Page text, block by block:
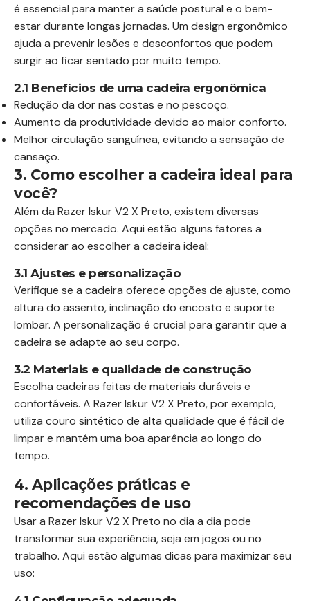
é essencial para manter a saúde postural e o bem-
estar durante longas jornadas. Um design ergonômico
ajuda a prevenir lesões e desconfortos que podem
surgir ao ficar sentado por muito tempo.
2.1 Benefícios de uma cadeira ergonômica
Redução da dor nas costas e no pescoço.
Aumento da produtividade devido ao maior conforto.
Melhor circulação sanguínea, evitando a sensação de
cansaço.
3. Como escolher a cadeira ideal para
você?
Além da Razer Iskur V2 X Preto, existem diversas
opções no mercado. Aqui estão alguns fatores a
considerar ao escolher a cadeira ideal:
3.1 Ajustes e personalização
Verifique se a cadeira oferece opções de ajuste, como
altura do assento, inclinação do encosto e suporte
lombar. A personalização é crucial para garantir que a
cadeira se adapte ao seu corpo.
3.2 Materiais e qualidade de construção
Escolha cadeiras feitas de materiais duráveis e
confortáveis. A Razer Iskur V2 X Preto, por exemplo,
utiliza couro sintético de alta qualidade que é fácil de
limpar e mantém uma boa aparência ao longo do
tempo.
4. Aplicações práticas e
recomendações de uso
Usar a Razer Iskur V2 X Preto no dia a dia pode
transformar sua experiência, seja em jogos ou no
trabalho. Aqui estão algumas dicas para maximizar seu
uso: